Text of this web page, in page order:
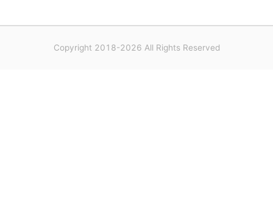
Copyright 2018-2026 All Rights Reserved